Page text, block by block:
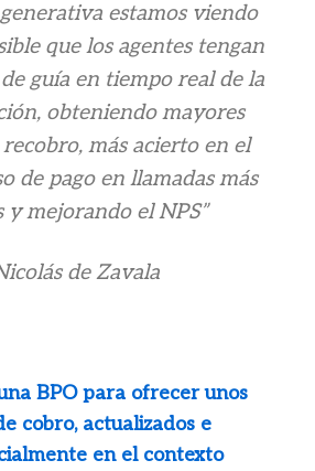
estamos viendo
que los agentes tengan
guía en tiempo real de la
obteniendo mayores
más acierto en el
de pago en llamadas más
y mejorando el NPS”
de Zavala
BPO para ofrecer unos
cobro, actualizados e
en el contexto